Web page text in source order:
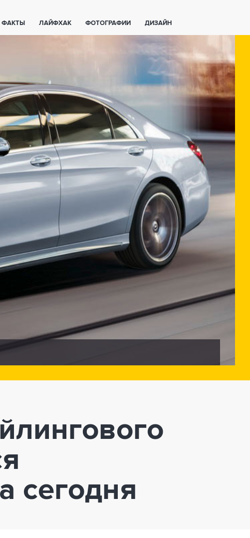
ФАКТЫ ЛАЙФХАК ФОТОГРАФИИ ДИЗАЙН
сегодня